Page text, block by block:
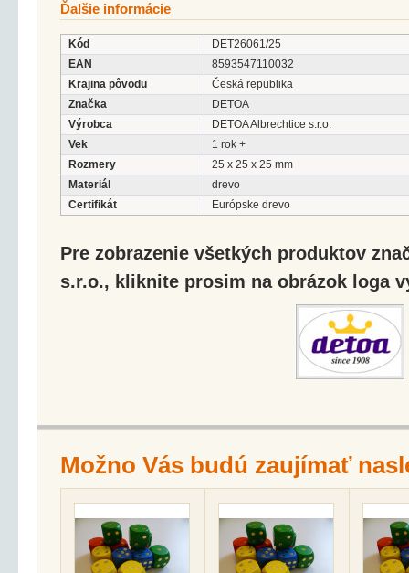
Ďalšie informácie
Kód
DET26061/25
EAN
8593547110032
Krajina pôvodu
Česká republika
Značka
DETOA
Výrobca
DETOA Albrechtice s.r.o.
Vek
1 rok +
Rozmery
25 x 25 x 25 mm
Materiál
drevo
Certifikát
Európske drevo
Pre zobrazenie všetkých produktov
s.r.o., kliknite prosim na obrázok loga
Možno Vás budú zaujímať